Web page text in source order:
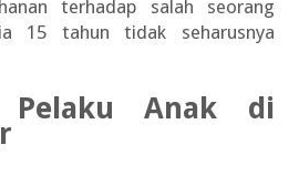
terhadap salah seorang
15 tahun tidak seharusnya
Pelaku Anak di